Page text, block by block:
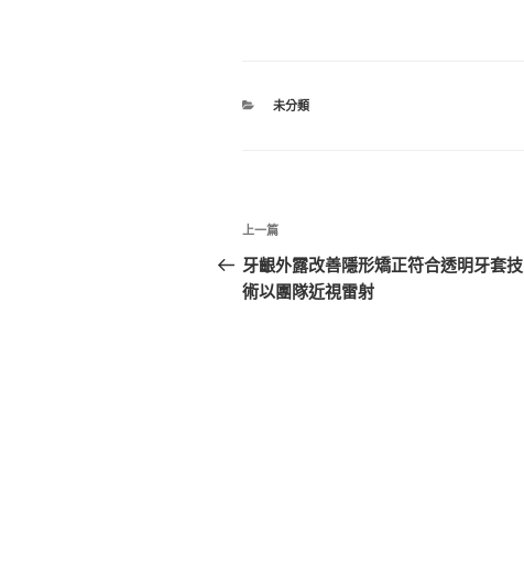
分
未分類
文
章
導
上
一
篇
上一篇
牙齦外露改善隱形矯正符合透明牙套技
術以團隊近視雷射